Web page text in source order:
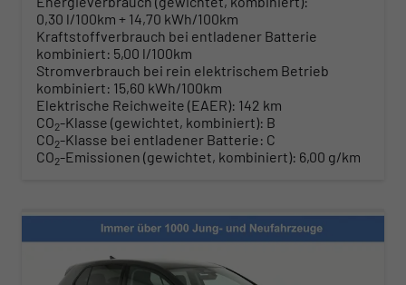
0,30 l/100km + 14,70 kWh/100km
Kraftstoffverbrauch bei entladener Batterie
kombiniert: 5,00 l/100km
Stromverbrauch bei rein elektrischem Betrieb
kombiniert: 15,60 kWh/100km
Elektrische Reichweite (EAER): 142 km
CO2-Klasse (gewichtet, kombiniert): B
CO2-Klasse bei entladener Batterie: C
CO2-Emissionen (gewichtet, kombiniert): 6,00 g/km